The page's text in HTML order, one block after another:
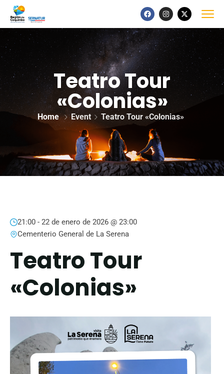
Teatro Tour
«Colonias»
Home Event Teatro Tour «Colonias»
21:00 - 22 de enero de 2026 @ 23:00
Cementerio General de La Serena
Teatro Tour
«Colonias»